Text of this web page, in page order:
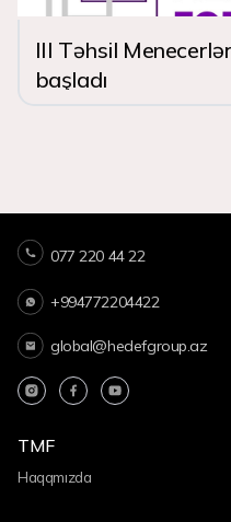
III Təhsil
başladı
077 220 44 22
+994772204422
global@hedefgroup.az
TMF
Haqqmızda